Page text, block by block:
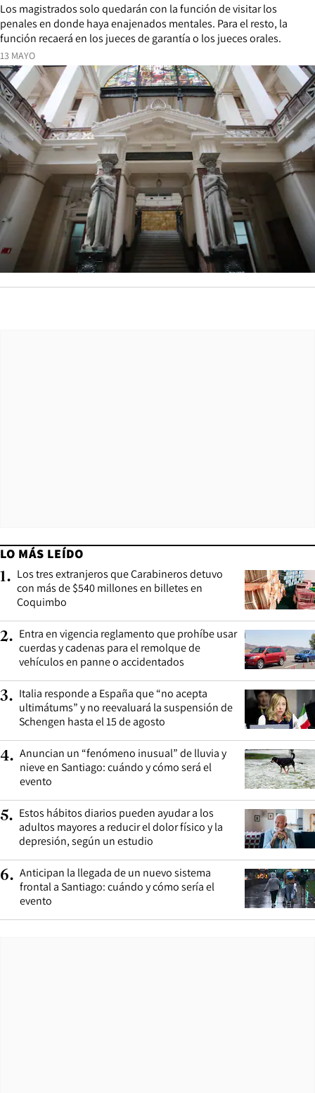
13 MAYO
Los magistrados solo quedarán con la función de visitar los
penales en donde haya enajenados mentales. Para el resto, la
función recaerá en los jueces de garantía o los jueces orales.
LO MÁS LEÍDO
1. Los tres extranjeros que Carabineros detuvo
con más de $540 millones en billetes en
Coquimbo
2. Entra en vigencia reglamento que prohíbe usar
cuerdas y cadenas para el remolque de
vehículos en panne o accidentados
3. Italia responde a España que “no acepta
ultimátums” y no reevaluará la suspensión de
Schengen hasta el 15 de agosto
4. Anuncian un “fenómeno inusual” de lluvia y
nieve en Santiago: cuándo y cómo será el
evento
5. Estos hábitos diarios pueden ayudar a los
adultos mayores a reducir el dolor físico y la
depresión, según un estudio
6. Anticipan la llegada de un nuevo sistema
frontal a Santiago: cuándo y cómo sería el
evento